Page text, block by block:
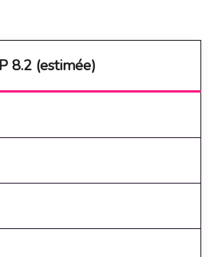
8.2 (estimée)